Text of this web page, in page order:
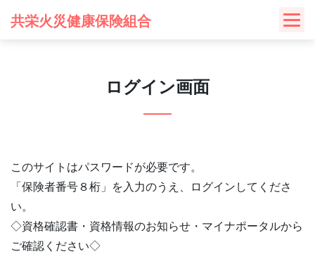
共栄火災健康保険組合
ログイン画面
このサイトはパスワードが必要です。
「保険者番号８桁」を入力のうえ、ログインしてくださ
い。
◇資格確認書・資格情報のお知らせ・マイナポータルから
ご確認ください◇